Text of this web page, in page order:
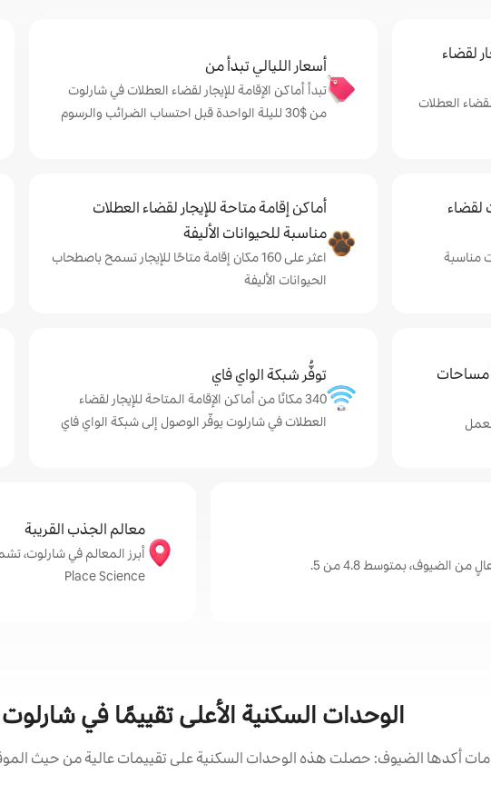
لقضاء
لقضاء العطلات
أسعار الليالي تبدأ من
تبدأ أماكن الإقامة للإيجار لقضاء العطلات في شارلوت
من $‏30 لليلة الواحدة قبل احتساب الضرائب والرسوم
لقضاء
مناسبة
أماكن إقامة متاحة للإيجار لقضاء العطلات
مناسبة للحيوانات الأليفة
اعثر على 160 مكان إقامة متاحًا للإيجار تسمح باصطحاب
الحيوانات الأليفة
مساحات
توفُّر شبكة الواي فاي
340 مكانًا من أماكن الإقامة المتاحة للإيجار لقضاء
العطلات في شارلوت يوفّر الوصول إلى شبكة الواي فاي
الضيوف، بمتوسط 4.8 من 5.
معالم الجذب القريبة
Place Science
الوحدات السكنية الأعلى تقييمًا في شارلوت
أكدها الضيوف: حصلت هذه الوحدات السكنية على تقييمات عالية من حيث